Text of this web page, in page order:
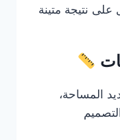
نتيجة متينة
المساحة،